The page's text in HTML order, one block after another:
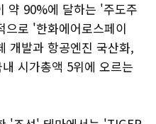
약 90%에 달하는 '주도주
로 '한화에어로스페이
개발과 항공엔진 국산화,
시가총액 5위에 오르는